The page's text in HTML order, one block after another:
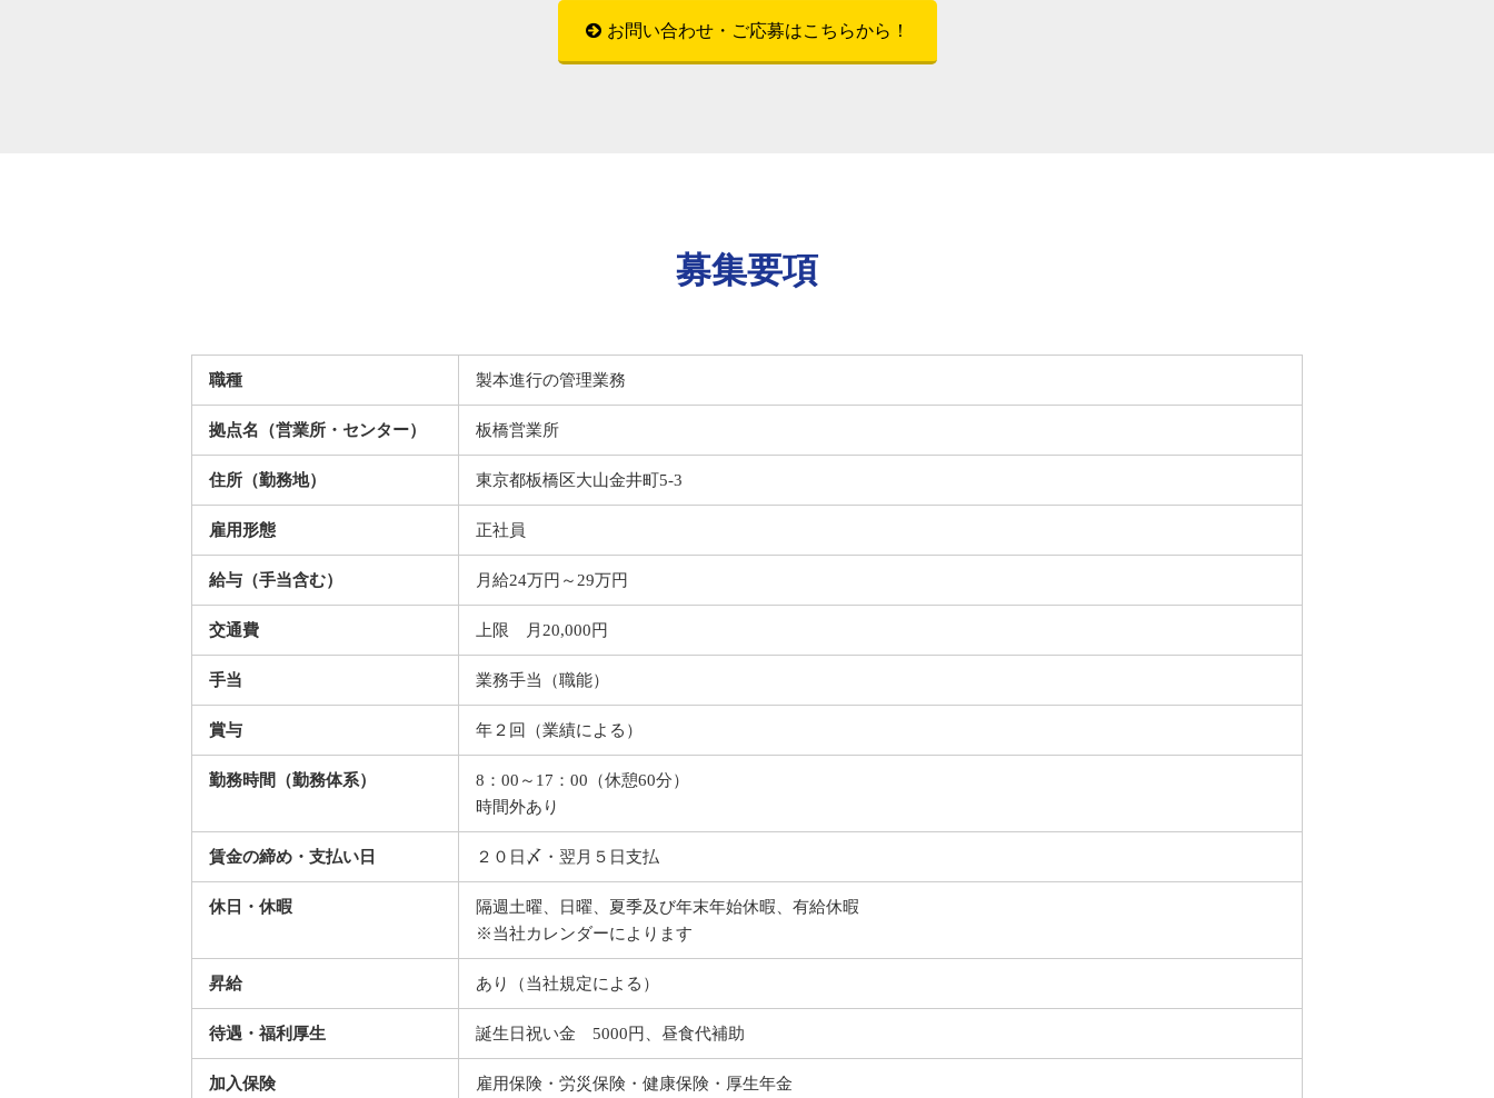
お問い合わせ・ご応募はこちらから！
募集要項
職種 製本進行の管理業務
拠点名（営業所・センター） 板橋営業所
住所（勤務地） 東京都板橋区大山金井町5-3
雇用形態 正社員
給与（手当含む） 月給24万円～29万円
交通費 上限 月20,000円
手当 業務手当（職能）
賞与 年２回（業績による）
勤務時間（勤務体系）
8：00～17：00（休憩60分）
時間外あり
賃金の締め・支払い日 ２０日〆・翌月５日支払
休日・休暇
隔週土曜、日曜、夏季及び年末年始休暇、有給休暇
※当社カレンダーによります
昇給 あり（当社規定による）
待遇・福利厚生 誕生日祝い金 5000円、昼食代補助
加入保険 雇用保険・労災保険・健康保険・厚生年金